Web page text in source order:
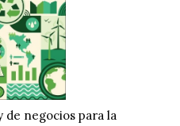
de negocios para la